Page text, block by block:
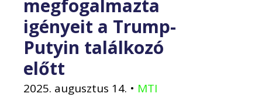
megfogalmazta
igényeit a Trump-
Putyin találkozó
előtt
2025. augusztus 14. • MTI